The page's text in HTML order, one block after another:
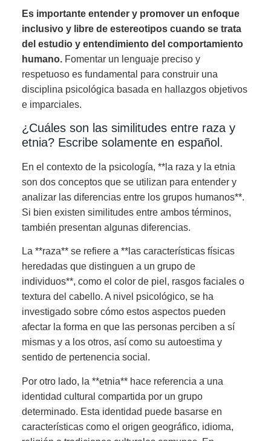
Es importante entender y promover un enfoque
inclusivo y libre de estereotipos cuando se trata
del estudio y entendimiento del comportamiento
humano.Fomentar un lenguaje preciso y
respetuoso es fundamental para construir una
disciplina psicológica basada en hallazgos objetivos
e imparciales.
¿Cuáles son las similitudes entre raza y
etnia? Escribe solamente en español.
En el contexto de la psicología, **la raza y la etnia
son dos conceptos que se utilizan para entender y
analizar las diferencias entre los grupos humanos**.
Si bien existen similitudes entre ambos términos,
también presentan algunas diferencias.
La **raza** se refiere a **las características físicas
heredadas que distinguen a un grupo de
individuos**, como el color de piel, rasgos faciales o
textura del cabello. A nivel psicológico, se ha
investigado sobre cómo estos aspectos pueden
afectar la forma en que las personas perciben a sí
mismas y a los otros, así como su autoestima y
sentido de pertenencia social.
Por otro lado, la **etnia** hace referencia a una
identidad cultural compartida por un grupo
determinado. Esta identidad puede basarse en
características como el origen geográfico, idioma,